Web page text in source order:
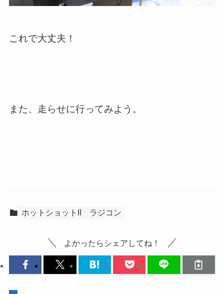
これで大丈夫！
また、走らせに行ってみよう。
ホットショットII ラジコン
よかったらシェアしてね！